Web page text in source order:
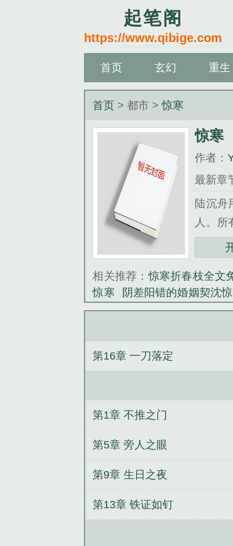
起笔阁
https://www.qibige.com
首页 玄幻 重生
首页 > 都市 >惊寒
惊寒
作者：
最新章
陆沉舟
人。所
为订婚
在价值
砚，那
比陆沉
相关推荐：惊寒折春枝全文
惊寒
阴差阳错的婚姻契沈
凝晚短剧免费观看 雁阵惊寒
第16章 一刀落定
第1章 不推之门
第5章 旁人之眼
第9章 生日之夜
第13章 铁证如钉